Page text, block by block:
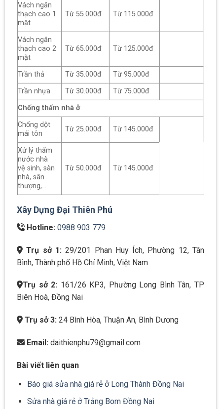
Vách ngăn
thạch cao 1
mặt
Từ 55.000đ Từ 115.000đ
Vách ngăn
thạch cao 2
mặt
Từ 65.000đ Từ 125.000đ
Trần thả Từ 35.000đ
Từ 95.000đ
Trần nhựa
Từ 30.000đ
Từ 75.000đ
Chống thấm nhà ở
Chống dột
mái tôn
Từ 25.000đ Từ 145.000đ
Xử lý thấm
nước nhà
vệ sinh, sàn
nhà, sân
thượng,…
Từ 50.000đ Từ 145.000đ
Xây Dựng Đại Thiên Phú
Hotline: 0988 903 779
Trụ sở 1:29/201 Phan Huy Ích, Phường 12, Tân
Bình, Thành phố Hồ Chí Minh, Việt Nam
Trụ sở 2: 161/26 KP3, Phường Long Bình Tân, TP
Biên Hoà, Đồng Nai
Trụ sở 3: 24 Bình Hòa, Thuận An, Bình Dương
Email: daithienphu79@gmail.com
Bài viết liên quan
Báo giá sửa nhà giá rẻ ở Long Thành Đồng Nai
Sửa nhà giá rẻ ở Trảng Bom Đồng Nai